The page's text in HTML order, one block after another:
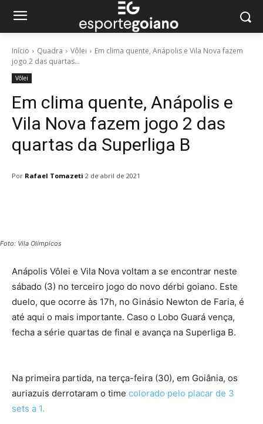
Início Quadra Vôlei
Em clima quente, Anápolis e Vila Nova fazem
jogo 2 das quartas...
Vôlei
Em clima quente, Anápolis e
Vila Nova fazem jogo 2 das
quartas da Superliga B
Por Rafael Tomazeti 2 de abril de 2021
Foto: Vila Olímpicos
Anápolis Vôlei e Vila Nova voltam a se encontrar neste
sábado (3) no terceiro jogo do novo dérbi goiano. Este
duelo, que ocorre às 17h, no Ginásio Newton de Faria, é
até aqui o mais importante. Caso o Lobo Guará vença,
fecha a série quartas de final e avança na Superliga B.
Na primeira partida, na terça-feira (30), em Goiânia, os
auriazuis derrotaram o time colorado pelo placar de 3
sets a 1.